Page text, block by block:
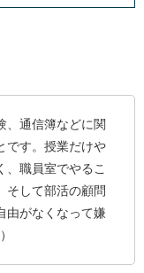
、通信簿などに関
です。授業だけや
、職員室でやるこ
そして部活の顧問
由がなくなって嫌